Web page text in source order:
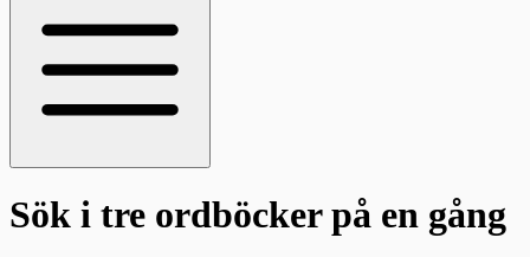
Sök i tre ordböckerpå en gång